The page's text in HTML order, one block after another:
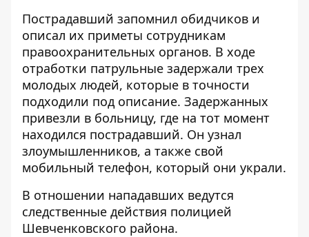
Пострадавший запомнил обидчиков и
описал их приметы сотрудникам
правоохранительных органов. В ходе
отработки патрульные задержали трех
молодых людей, которые в точности
подходили под описание. Задержанных
привезли в больницу, где на тот момент
находился пострадавший. Он узнал
злоумышленников, а также свой
мобильный телефон, который они украли.
В отношении нападавших ведутся
следственные действия полицией
Шевченковского района.